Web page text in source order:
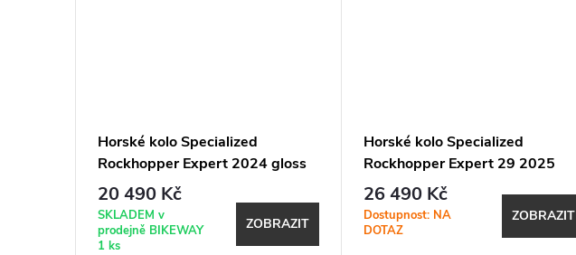
Horské kolo Specialized
Rockhopper Expert 2024 gloss
electric green - dark moss green
20 490 Kč
SKLADEM v
prodejně BIKEWAY
1 ks
ZOBRAZIT
Horské kolo Specialized
Rockhopper Expert 29 2025
Gloss Silver Dust / Satin Burnt
Gold Metallic
26 490 Kč
Dostupnost: NA
DOTAZ
ZOBRAZIT